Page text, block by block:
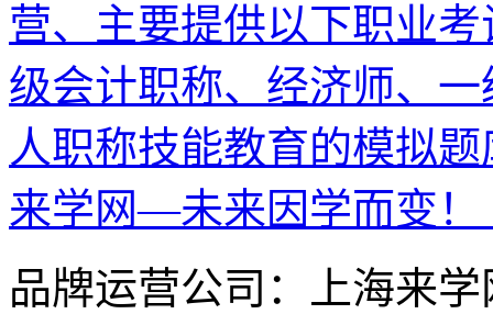
营、主要提供以下职业
级会计职称、经济师、
人职称技能教育的模拟
来学网—未来因学而变！
品牌运营公司：上海来